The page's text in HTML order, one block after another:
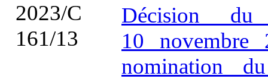
2023/C
161/13
Décision du
10
nomination